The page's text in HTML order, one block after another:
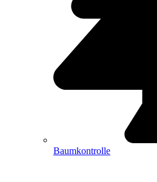
Baumkontrolle